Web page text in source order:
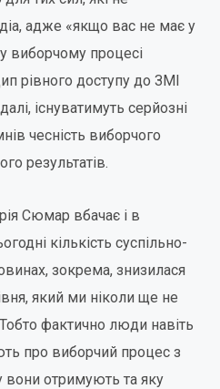
адже «якщо вас не має у
виборчому процесі
рівного доступу до ЗМІ
існуватимуть серйозні
чесність виборчого
результатів.
Сюмар вбачає і в
кількість суспільно-
зокрема, знизилася
який ми ніколи ще не
фактично люди навіть
про виборчий процес з
вони отримують та яку